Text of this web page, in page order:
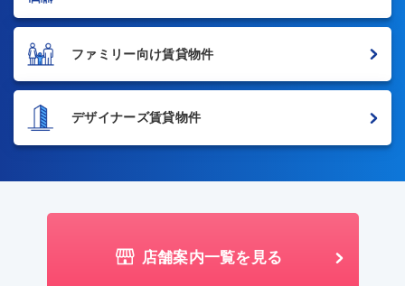
ファミリー向け賃貸物件
デザイナーズ賃貸物件
店舗案内一覧を見る